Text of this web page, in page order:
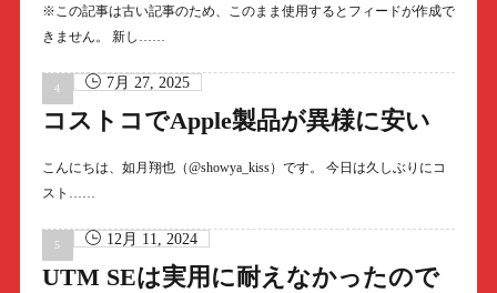
※この記事は古い記事のため、このまま使用するとフィードが作成で
きません。 新し……
7月 27, 2025
コストコでApple製品が異様に安い
こんにちは、如月翔也（@showya_kiss）です。 今日は久しぶりにコ
スト……
12月 11, 2024
UTM SEは実用に耐えなかったので